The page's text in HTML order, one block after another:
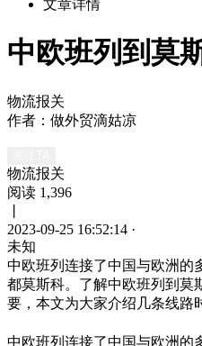
文章详情
中欧班列到莫
物流报关
作者：做外贸滴姑凉
物流报关
阅读 1,396
2023-09-25 16:52:14 ·
未知
中欧班列连接了中国与欧洲的
都莫斯科。了解中欧班列到莫
要，本文为大家介绍几条线路
中欧班列连接了中国与欧洲的